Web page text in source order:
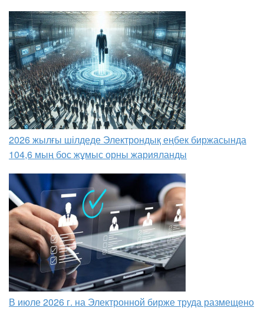
2026 жылғы шілдеде Электрондық еңбек биржасында
104,6 мың бос жұмыс орны жарияланды
В июле 2026 г. на Электронной бирже труда размещено